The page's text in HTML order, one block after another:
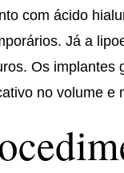
com ácido
Já a
Os implantes
no volume e